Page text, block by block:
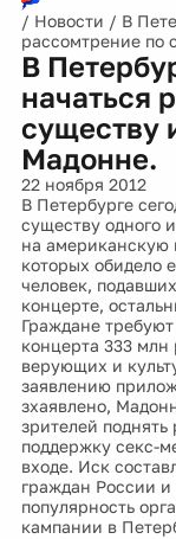
/ Новости / В
рассомтрение по
В
начаться
существу
Мадонне.
22 ноября 2012
В Петербурге
существу одного
на американскую
которых обидело
человек,
концерте,
Граждане
концерта 333 млн
верующих и
заявлению
зхаявлено,
зрителей
поддержку секс-
входе. Иск
граждан России и
популярность
кампании в